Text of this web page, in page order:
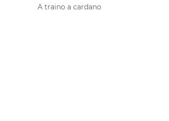
will
A traino a cardano